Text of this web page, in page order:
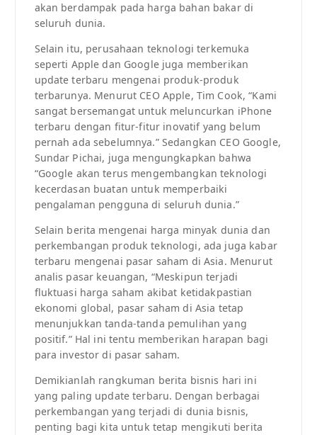
akan berdampak pada harga bahan bakar di
seluruh dunia.
Selain itu, perusahaan teknologi terkemuka
seperti Apple dan Google juga memberikan
update terbaru mengenai produk-produk
terbarunya. Menurut CEO Apple, Tim Cook, “Kami
sangat bersemangat untuk meluncurkan iPhone
terbaru dengan fitur-fitur inovatif yang belum
pernah ada sebelumnya.” Sedangkan CEO Google,
Sundar Pichai, juga mengungkapkan bahwa
“Google akan terus mengembangkan teknologi
kecerdasan buatan untuk memperbaiki
pengalaman pengguna di seluruh dunia.”
Selain berita mengenai harga minyak dunia dan
perkembangan produk teknologi, ada juga kabar
terbaru mengenai pasar saham di Asia. Menurut
analis pasar keuangan, “Meskipun terjadi
fluktuasi harga saham akibat ketidakpastian
ekonomi global, pasar saham di Asia tetap
menunjukkan tanda-tanda pemulihan yang
positif.” Hal ini tentu memberikan harapan bagi
para investor di pasar saham.
Demikianlah rangkuman berita bisnis hari ini
yang paling update terbaru. Dengan berbagai
perkembangan yang terjadi di dunia bisnis,
penting bagi kita untuk tetap mengikuti berita